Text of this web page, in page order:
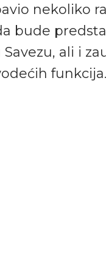
nekoliko
bude
Savezu, ali i
funkcija.